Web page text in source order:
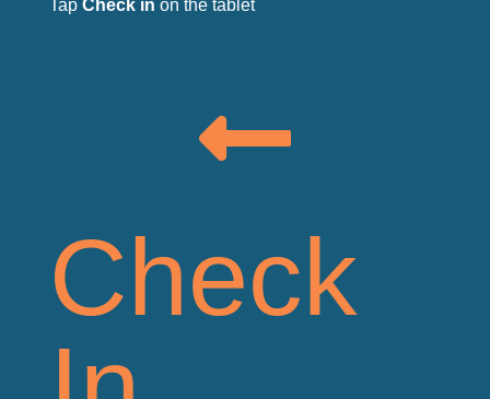
Tap Check in on the tablet

Check